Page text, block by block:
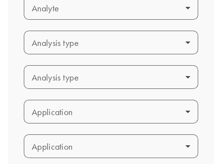
Analyte
Analyte
Analysis type
Analysis type
Analysis type
Analysis type
Application
Application
Application
Application